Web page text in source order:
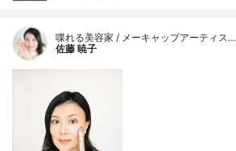
喋れる美容家 / メーキャップアーティス…
佐藤 暁子